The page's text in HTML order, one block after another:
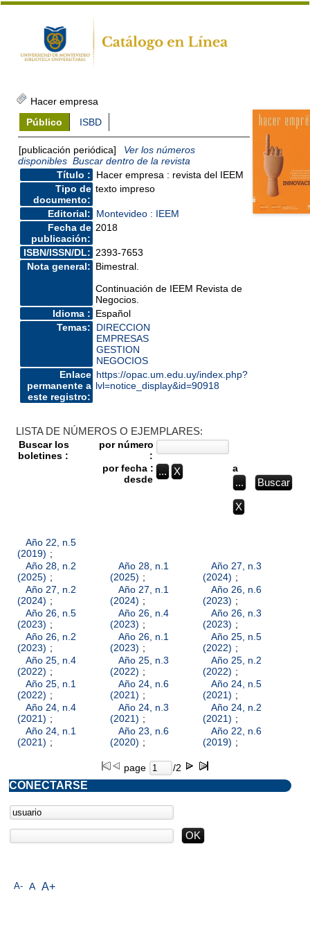
Hacer empresa
Público
ISBD
[publicación periódica]
Ver los números
disponibles Buscar dentro de la revista
Título :
Hacer empresa : revista del IEEM
Tipo de
documento:
texto impreso
Editorial:
Montevideo : IEEM
Fecha de
publicación:
2018
ISBN/ISSN/DL: 2393-7653
Nota general: Bimestral.
Continuación de IEEM Revista de
Negocios.
Idioma : Español
Temas:
DIRECCION
EMPRESAS
GESTION
NEGOCIOS
Enlace
permanente a
este registro:
https://opac.um.edu.uy/index.php?
lvl=notice_display&id=90918
LISTA DE NÚMEROS O EJEMPLARES:
Buscar los
boletines :
por número
:
por fecha :
desde
a
Año 28, n.2
(2025) ;
Año 28, n.1
(2025) ;
Año 27, n.3
(2024) ;
Año 27, n.2
(2024) ;
Año 27, n.1
(2024) ;
Año 26, n.6
(2023) ;
Año 26, n.5
(2023) ;
Año 26, n.4
(2023) ;
Año 26, n.3
(2023) ;
Año 26, n.2
(2023) ;
Año 26, n.1
(2023) ;
Año 25, n.5
(2022) ;
Año 25, n.4
(2022) ;
Año 25, n.3
(2022) ;
Año 25, n.2
(2022) ;
Año 25, n.1
(2022) ;
Año 24, n.6
(2021) ;
Año 24, n.5
(2021) ;
Año 24, n.4
(2021) ;
Año 24, n.3
(2021) ;
Año 24, n.2
(2021) ;
Año 24, n.1
(2021) ;
Año 23, n.6
(2020) ;
Año 22, n.6
(2019) ;
Año 22, n.5
(2019) ;
page /2
A- A A+
CONECTARSE